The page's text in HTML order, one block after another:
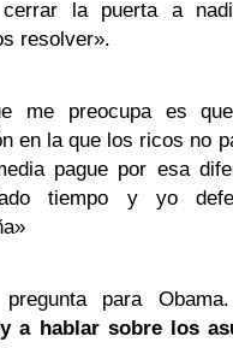
la puerta a
resolver».
me preocupa es
en la que los ricos no
pague por esa
tiempo y yo
pregunta para Obama.
a hablar sobre los